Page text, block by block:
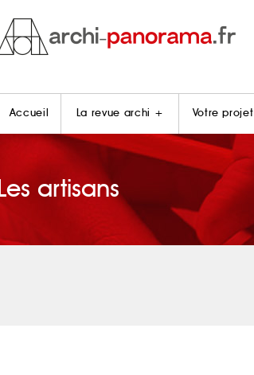
Accueil La revue archi + Votre projet
Les artisans